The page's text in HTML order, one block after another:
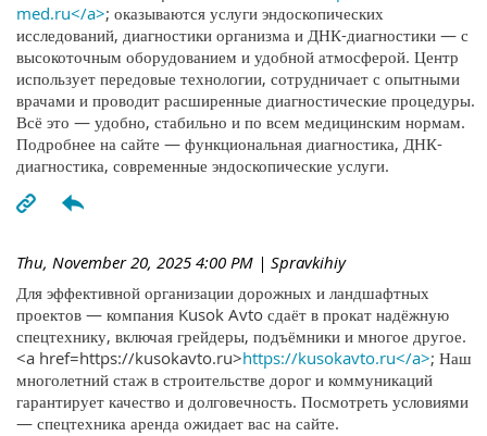
med.ru</a>; оказываются услуги эндоскопических
исследований, диагностики организма и ДНК-диагностики — с
высокоточным оборудованием и удобной атмосферой. Центр
использует передовые технологии, сотрудничает с опытными
врачами и проводит расширенные диагностические процедуры.
Всё это — удобно, стабильно и по всем медицинским нормам.
Подробнее на сайте — функциональная диагностика, ДНК-
диагностика, современные эндоскопические услуги.
Thu, November 20, 2025 4:00 PM | Spravkihiy
Для эффективной организации дорожных и ландшафтных
проектов — компания Kusok Avto сдаёт в прокат надёжную
спецтехнику, включая грейдеры, подъёмники и многое другое.
<a href=https://kusokavto.ru>https://kusokavto.ru</a>; Наш
многолетний стаж в строительстве дорог и коммуникаций
гарантирует качество и долговечность. Посмотреть условиями
— спецтехника аренда ожидает вас на сайте.